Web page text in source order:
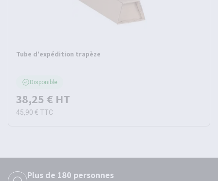
Tube d'expédition trapèze
Disponible
38,25 € HT
45,90 € TTC
Plus de 180 personnes